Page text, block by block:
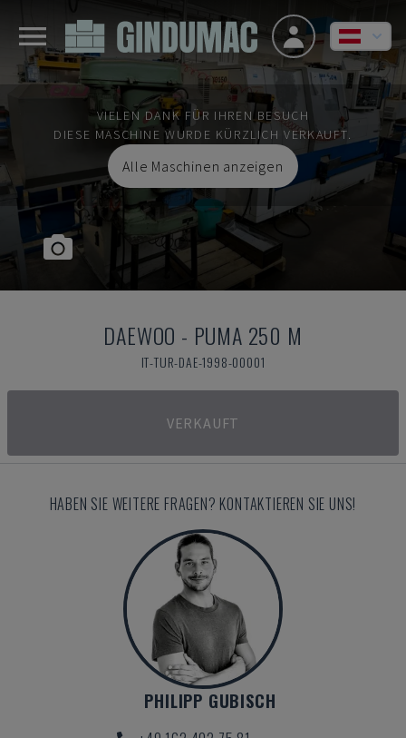
VIELEN DANK FÜR IHREN BESUCH
DIESE MASCHINE WURDE KÜRZLICH VERKAUFT.
Alle Maschinen anzeigen
DAEWOO - PUMA 250 M
IT-TUR-DAE-1998-00001
VERKAUFT
HABEN SIE WEITERE FRAGEN? KONTAKTIEREN SIE UNS!
PHILIPP GUBISCH